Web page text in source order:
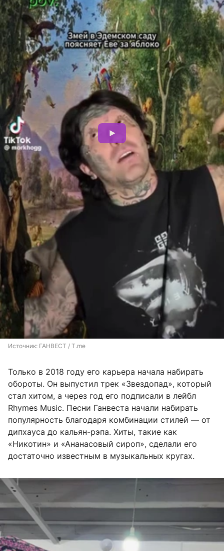
Источник: ГАНВЕСТ / T.me
Только в 2018 году его карьера начала набирать
обороты. Он выпустил трек «Звездопад», который
стал хитом, а через год его подписали в лейбл
Rhymes Music. Песни Ганвеста начали набирать
популярность благодаря комбинации стилей — от
дипхауса до кальян-рэпа. Хиты, такие как
«Никотин» и «Ананасовый сироп», сделали его
достаточно известным в музыкальных кругах.